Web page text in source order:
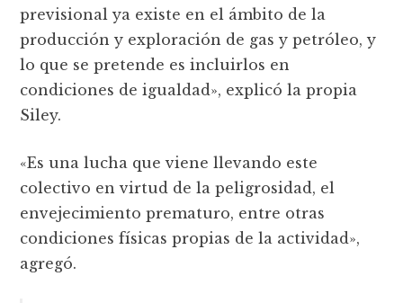
previsional ya existe en el ámbito de la
producción y exploración de gas y petróleo, y
lo que se pretende es incluirlos en
condiciones de igualdad», explicó la propia
Siley.
«Es una lucha que viene llevando este
colectivo en virtud de la peligrosidad, el
envejecimiento prematuro, entre otras
condiciones físicas propias de la actividad»,
agregó.